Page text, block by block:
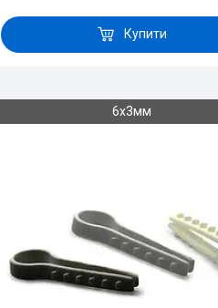
Купити
6х3мм